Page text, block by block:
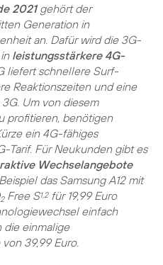
2021gehört der
Generation in
an. Dafür wird die 3G-
leistungsstärkere 4G-
liefert schnellere Surf-
Reaktionszeiten und eine
Um von diesem
profitieren, benötigen
ein 4G-fähiges
Tarif. Für Neukunden gibt es
Wechselangebote
das Samsung A12 mit
2Free S1,2für 19,99 Euro
einfach
einmalige
39,99 Euro.